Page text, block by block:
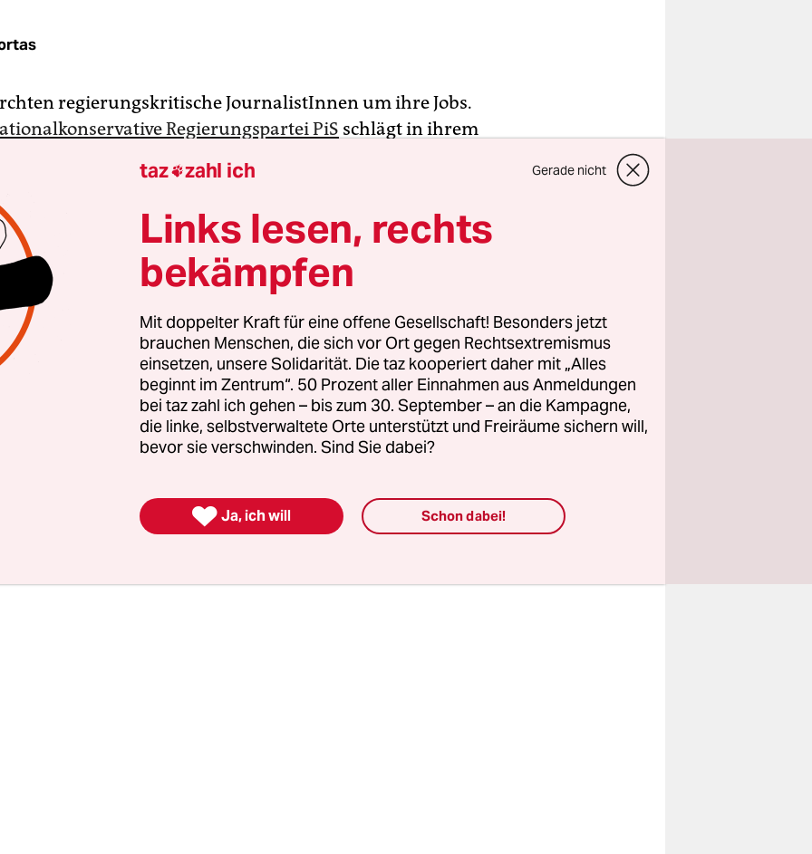
regierungskritische JournalistInnen um ihre Jobs.
Regierungspartei PiS schlägt in ihrem
der Journalisten einberufen, der sich
und beruflichen Standards“ kümmert. An sich ist
keine schlechte Idee. Aber die vergangenen vier
PiS haben die MedienmacherInnen misstrauisch gemacht.
ist der Beruf der JournalistInnen in Polen nicht
Presseausweise gibt es nicht und auch kein
Register wie in Frankreich, Belgien und der Schweiz. Das
heißt es
im PiS-Programmfür die Wahl am Sonntag,
einführen, die denen in anderen Berufen mit
Relevanz ähneln, etwa auf dem Feld der Anwälte oder
gestalte.
taz zahl ich Gerade nicht
Links lesen, rechts
bekämpfen
Mit doppelter Kraft für eine offene Gesellschaft! Besonders jetzt
brauchen Menschen, die sich vor Ort gegen Rechtsextremismus
einsetzen, unsere Solidarität. Die taz kooperiert daher mit „Alles
beginnt im Zentrum“. 50 Prozent aller Einnahmen aus Anmeldungen
bei taz zahl ich gehen – bis zum 30. September – an die Kampagne,
die linke, selbstverwaltete Orte unterstützt und Freiräume sichern will,
bevor sie verschwinden. Sind Sie dabei?
 Ja, ich will Schon dabei!